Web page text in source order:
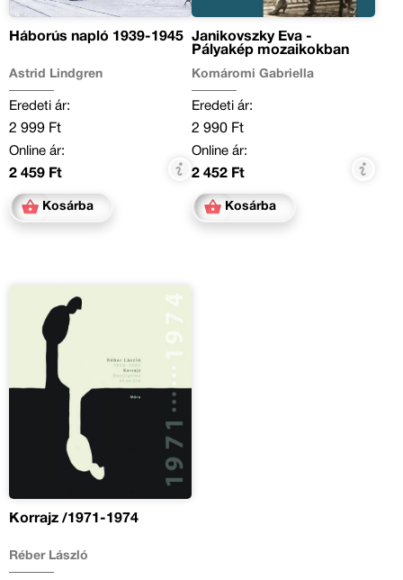
Háborús napló 1939-1945
Astrid Lindgren
Eredeti ár:
2 999 Ft
Online ár:
2 459 Ft
Kosárba
Janikovszky Éva -
Pályakép mozaikokban
Komáromi Gabriella
Eredeti ár:
2 990 Ft
Online ár:
2 452 Ft
Kosárba
Korrajz /1971-1974
Réber László